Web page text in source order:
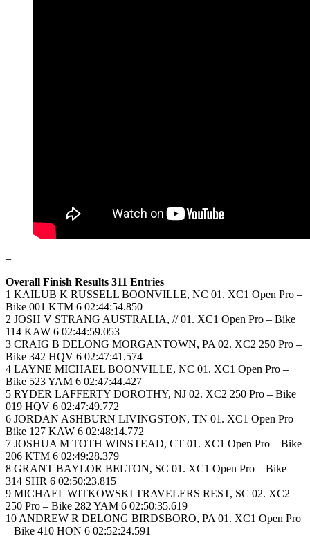
–
Overall Finish Results 311 Entries
1 KAILUB K RUSSELL BOONVILLE, NC 01. XC1 Open Pro –
Bike 001 KTM 6 02:44:54.850
2 JOSH V STRANG AUSTRALIA, // 01. XC1 Open Pro – Bike
114 KAW 6 02:44:59.053
3 CRAIG B DELONG MORGANTOWN, PA 02. XC2 250 Pro –
Bike 342 HQV 6 02:47:41.574
4 LAYNE MICHAEL BOONVILLE, NC 01. XC1 Open Pro –
Bike 523 YAM 6 02:47:44.427
5 RYDER LAFFERTY DOROTHY, NJ 02. XC2 250 Pro – Bike
019 HQV 6 02:47:49.772
6 JORDAN ASHBURN LIVINGSTON, TN 01. XC1 Open Pro –
Bike 127 KAW 6 02:48:14.772
7 JOSHUA M TOTH WINSTEAD, CT 01. XC1 Open Pro – Bike
206 KTM 6 02:49:28.379
8 GRANT BAYLOR BELTON, SC 01. XC1 Open Pro – Bike
314 SHR 6 02:50:23.815
9 MICHAEL WITKOWSKI TRAVELERS REST, SC 02. XC2
250 Pro – Bike 282 YAM 6 02:50:35.619
10 ANDREW R DELONG BIRDSBORO, PA 01. XC1 Open Pro
– Bike 410 HON 6 02:52:24.591